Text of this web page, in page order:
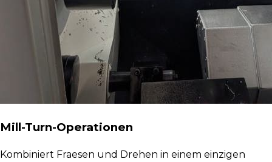
Mill-Turn-Operationen
Kombiniert Fraesen und Drehen in einem einzigen